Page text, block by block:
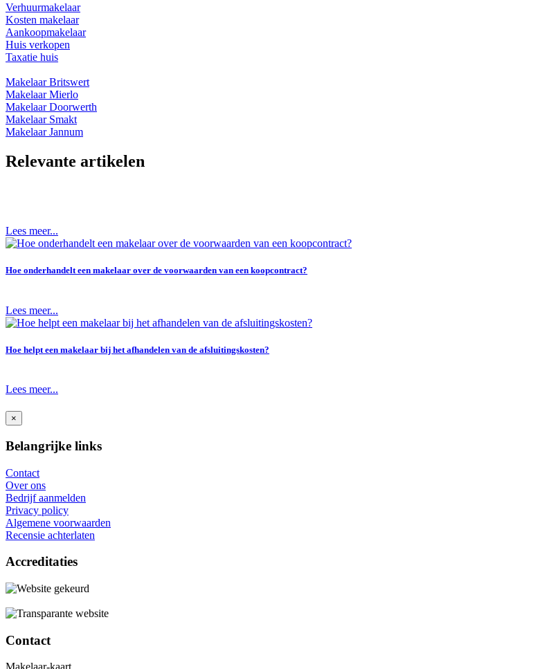
Verhuurmakelaar
Kosten makelaar
Aankoopmakelaar
Huis verkopen
Taxatie huis
Makelaar Britswert
Makelaar Mierlo
Makelaar Doorwerth
Makelaar Smakt
Makelaar Jannum
Relevante artikelen
Lees meer...
Hoe onderhandelt een makelaar over de voorwaarden van een koopcontract?
Lees meer...
Hoe helpt een makelaar bij het afhandelen van de afsluitingskosten?
Lees meer...
×
Belangrijke links
Contact
Over ons
Bedrijf aanmelden
Privacy policy
Algemene voorwaarden
Recensie achterlaten
Accreditaties
Contact